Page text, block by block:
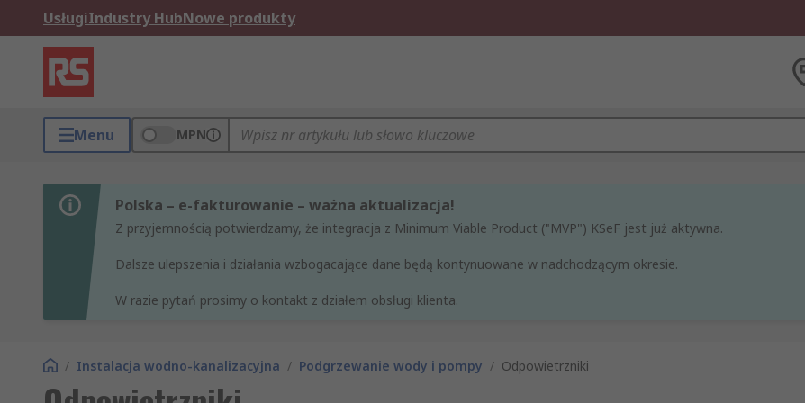
UsługiIndustry HubNowe produkty
Menu MPN
Polska – e-fakturowanie – ważna aktualizacja!
Z przyjemnością potwierdzamy, że integracja z Minimum Viable Product ("MVP") KSeF jest już aktywna.
Dalsze ulepszenia i działania wzbogacające dane będą kontynuowane w nadchodzącym okresie.
W razie pytań prosimy o kontakt z działem obsługi klienta.
/ Instalacja wodno-kanalizacyjna / Podgrzewanie wody i pompy / Odpowietrzniki